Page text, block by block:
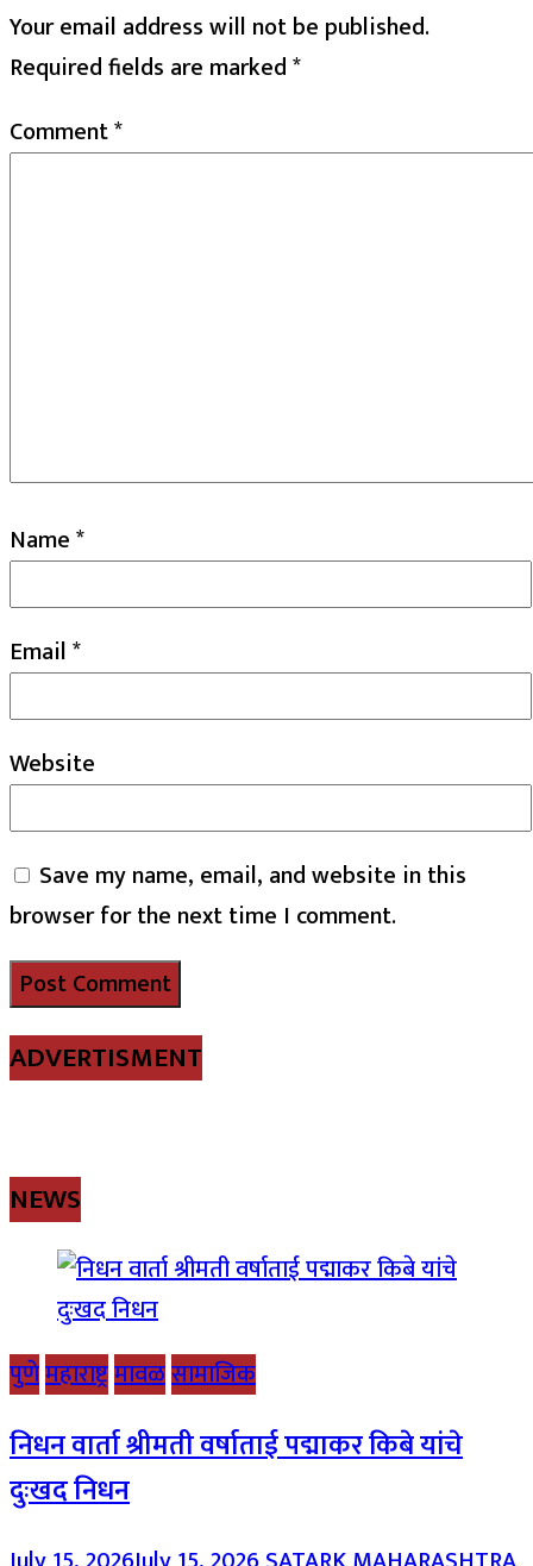
Your email address will not be published.
Required fields are marked*
Comment*
Name*
Email*
Website
Save my name, email, and website in this
browser for the next time I comment.
ADVERTISMENT
NEWS
पुणेमहाराष्ट्रमावळसामाजिक
निधन वार्ता श्रीमती वर्षाताई पद्माकर किबे यांचे
दुःखद निधन